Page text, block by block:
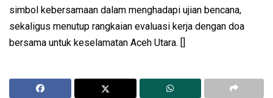
simbol kebersamaan dalam menghadapi ujian bencana,
sekaligus menutup rangkaian evaluasi kerja dengan doa
bersama untuk keselamatan Aceh Utara. []